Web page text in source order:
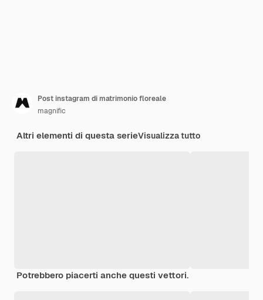
Post instagram di matrimonio floreale
magnific
Altri elementi di questa serieVisualizza tutto
Potrebbero piacerti anche questi vettori.